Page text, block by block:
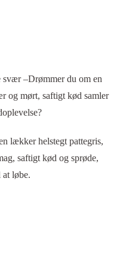
svær –Drømmer du om en
og mørt, saftigt kød samler
lækker helstegt pattegris,
saftigt kød og sprøde,
løbe.